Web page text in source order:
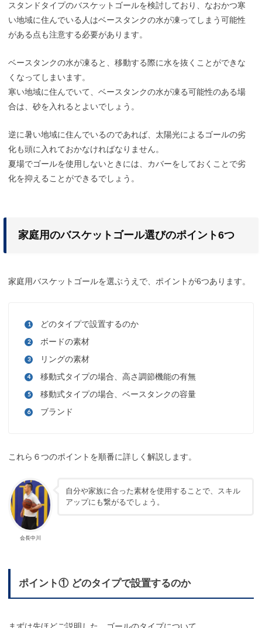
スタンドタイプのバスケットゴールを検討しており、なおかつ寒
い地域に住んでいる人はベースタンクの水が凍ってしまう可能性
がある点も注意する必要があります。
ベースタンクの水が凍ると、移動する際に水を抜くことができな
くなってしまいます。
寒い地域に住んでいて、ベースタンクの水が凍る可能性のある場
合は、砂を入れるとよいでしょう。
逆に暑い地域に住んでいるのであれば、太陽光によるゴールの劣
化も頭に入れておかなければなりません。
夏場でゴールを使用しないときには、カバーをしておくことで劣
化を抑えることができるでしょう。
家庭用のバスケットゴール選びのポイント6つ
家庭用バスケットゴールを選ぶうえで、ポイントが6つあります。
どのタイプで設置するのか
ボードの素材
リングの素材
移動式タイプの場合、高さ調節機能の有無
移動式タイプの場合、ベースタンクの容量
ブランド
これら６つのポイントを順番に詳しく解説します。
会長中川
自分や家族に合った素材を使用することで、スキル
アップにも繋がるでしょう。
ポイント① どのタイプで設置するのか